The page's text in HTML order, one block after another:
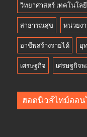
วิทยาศาสตร์ เทคโนโล
สาธารณสุข หน่วยง
อาชีพสร้างรายได้ อุ
เศรษฐกิจ เศรษฐกิจ
ฮอตนิวส์ไทม์ออ